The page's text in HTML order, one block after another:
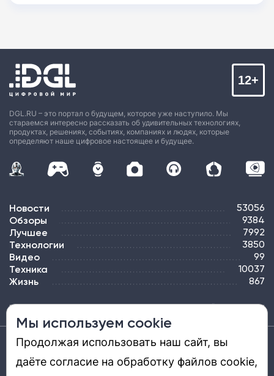
DGL.RU – это портал о будущем, которое уже наступило. Мы
стараемся интересно рассказать об удивительных технологиях,
продуктах, решениях, событиях, компаниях и людях, которые
определяют наше цифровое настоящее и будущее.
12+
Новости 53056
Обзоры 9384
Лучшее 7992
Технологии 3850
Видео 99
Техника 10037
Жизнь 867
ПОДПИСКА РЕКЛАМА КОНТАКТЫ КАРТА САЙТА ТЭГИ
Средство массовой информации «DGL.RU — Цифровой мир» (www.dgl.ru).
Реестровая запись средства массовой информации (СМИ) сетевого издания ЭЛ №
ФС 77 - 81669, выдано Роскомнадзором 27.08.2021. Учредитель: ООО «ДиДжиЭль».
Главный редактор: Шкред Т. В. Телефон редакции +7901-907-1590. Адрес
Мы используем cookie
Продолжая использовать наш сайт, вы
даёте согласие на обработку файлов cookie,